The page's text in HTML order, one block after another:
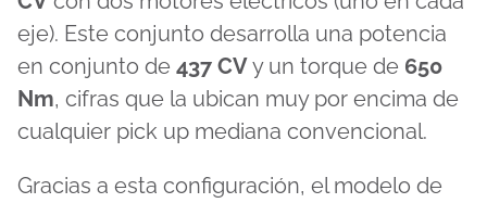
eje). Este conjunto desarrolla una potencia
en conjunto de 437 CVy un torque de 650
Nm, cifras que la ubican muy por encima de
cualquier pick up mediana convencional.
Gracias a esta configuración, el modelo de